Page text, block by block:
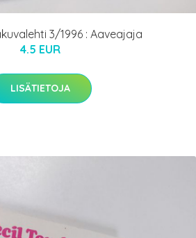
3/1996 : Aaveajaja
4.5 EUR
LISÄTIETOJA